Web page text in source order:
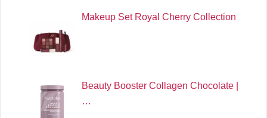
Makeup Set Royal Cherry Collection
Beauty Booster Collagen Chocolate |
…